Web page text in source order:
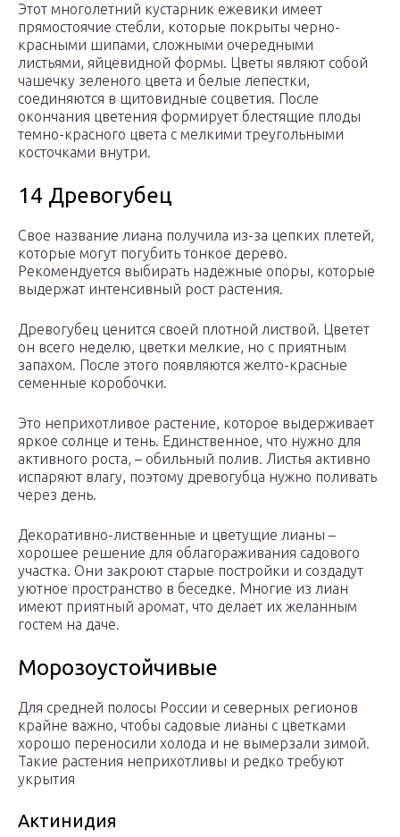
Этот многолетний кустарник ежевики имеет
прямостоячие стебли, которые покрыты черно-
красными шипами, сложными очередными
листьями, яйцевидной формы. Цветы являют собой
чашечку зеленого цвета и белые лепестки,
соединяются в щитовидные соцветия. После
окончания цветения формирует блестящие плоды
темно-красного цвета с мелкими треугольными
косточками внутри.
14 Древогубец
Свое название лиана получила из-за цепких плетей,
которые могут погубить тонкое дерево.
Рекомендуется выбирать надежные опоры, которые
выдержат интенсивный рост растения.
Древогубец ценится своей плотной листвой. Цветет
он всего неделю, цветки мелкие, но с приятным
запахом. После этого появляются желто-красные
семенные коробочки.
Это неприхотливое растение, которое выдерживает
яркое солнце и тень. Единственное, что нужно для
активного роста, – обильный полив. Листья активно
испаряют влагу, поэтому древогубца нужно поливать
через день.
Декоративно-лиственные и цветущие лианы –
хорошее решение для облагораживания садового
участка. Они закроют старые постройки и создадут
уютное пространство в беседке. Многие из лиан
имеют приятный аромат, что делает их желанным
гостем на даче.
Морозоустойчивые
Для средней полосы России и северных регионов
крайне важно, чтобы садовые лианы с цветками
хорошо переносили холода и не вымерзали зимой.
Такие растения неприхотливы и редко требуют
укрытия
Актинидия